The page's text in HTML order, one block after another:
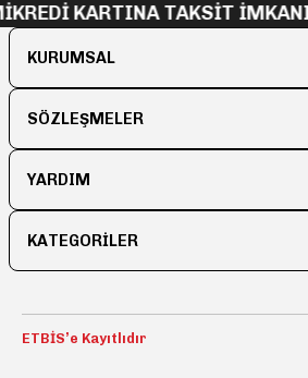
KREDİ KARTINA TAKSİT İMKANI
KURUMSAL
SÖZLEŞMELER
YARDIM
KATEGORİLER
ETBİS’e Kayıtlıdır